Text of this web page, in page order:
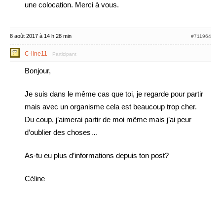
une colocation. Merci à vous.
8 août 2017 à 14 h 28 min #711964
C-line11 Participant
Bonjour,
Je suis dans le même cas que toi, je regarde pour partir
mais avec un organisme cela est beaucoup trop cher.
Du coup, j’aimerai partir de moi même mais j’ai peur
d’oublier des choses…
As-tu eu plus d’informations depuis ton post?
Céline